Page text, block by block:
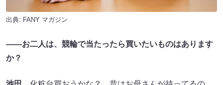
出典: FANY マガジン
――お二人は、競輪で当たったら買いたいものはあります
か？